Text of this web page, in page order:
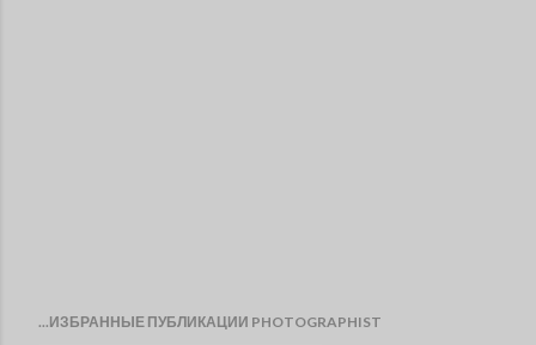
...ИЗБРАННЫЕ ПУБЛИКАЦИИ PHOTOGRAPHIST